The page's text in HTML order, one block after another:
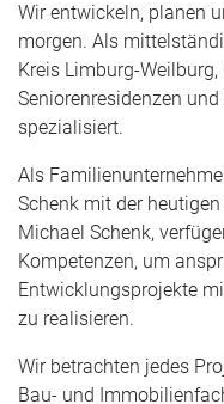
Wir entwickeln, planen
morgen. Als
Kreis Limburg-
Seniorenresidenzen
spezialisiert.
Als
Schenk mit der
Michael Schenk,
Kompetenzen, um
Entwicklungsprojekte
zu realisieren.
Wir betrachten jedes
Bau- und